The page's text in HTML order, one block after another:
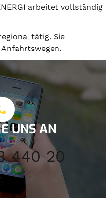
arbeitet vollständig
tätig. Sie
UNS AN
440 20